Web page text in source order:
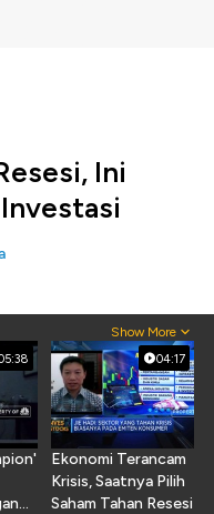
Ini
Show More
04:17
Ekonomi Terancam
Krisis, Saatnya Pilih
Saham Tahan Resesi